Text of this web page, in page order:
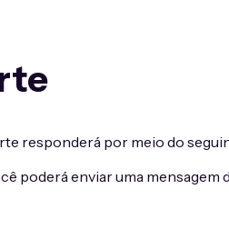
responderá por meio do
poderá enviar uma